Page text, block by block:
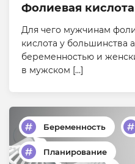
Фолиевая
Для чего мужчинам
кислота у большинства
беременностью и
в мужском […]
Беременность
Планирование